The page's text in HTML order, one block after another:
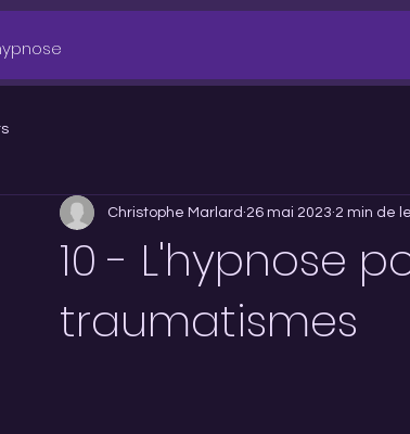
10 - L'hypnose
traumatismes
Christophe Marlard 26 mai 2023 2 min de